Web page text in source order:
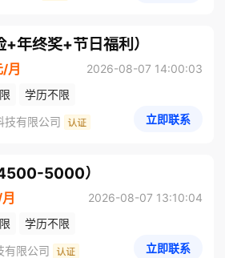
年终奖+节日福利）
/月
2026-08-07 14:00:03
学历不限
技有限公司
立即联系
5000）
2026-08-07 13:10:04
学历不限
有限公司
立即联系